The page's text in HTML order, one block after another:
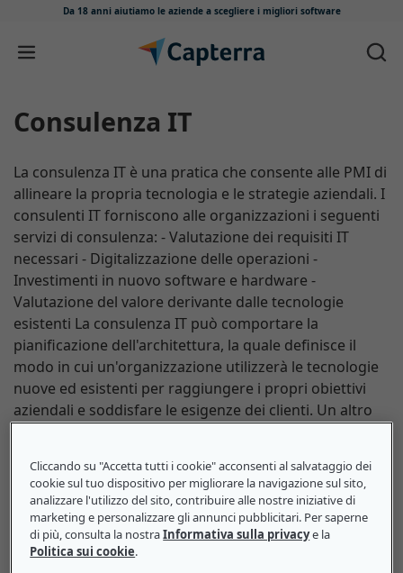
Da 18 anni aiutiamo le aziende a scegliere i migliori software
Salta e vai al contenuto
Consulenza IT
La consulenza IT è una pratica che consente alle PMI di
allineare la propria tecnologia e le strategie aziendali. I
consulenti IT forniscono alle organizzazioni i seguenti
servizi di consulenza: - Valutazione dei requisiti IT
necessari - Digitalizzazione delle operazioni -
Investimenti in nuovo software e hardware -
Valutazione del valore derivante dalle tecnologie
esistenti La consulenza IT può comportare la
pianificazione dell'architettura, la quale definisce il
modo in cui un'organizzazione utilizzerà le tecnologie
nuove ed esistenti per raggiungere i propri obiettivi
aziendali e soddisfare le esigenze dei clienti. Un altro
operativa e l'efficienza di un'architettura IT aziendale. I
consulenti IT possono inoltre servirsi della
pianificazione dell'implementazione per consigliare le
PMI in merito all'implementazione, l'esecuzione di test
e la distribuzione delle soluzioni IT.
Cliccando su "Accetta tutti i cookie" acconsenti al salvataggio dei
cookie sul tuo dispositivo per migliorare la navigazione sul sito,
analizzare l'utilizzo del sito, contribuire alle nostre iniziative di
marketing e personalizzare gli annunci pubblicitari. Per saperne
di più, consulta la nostraInformativa sulla privacye la
Politica sui cookie.